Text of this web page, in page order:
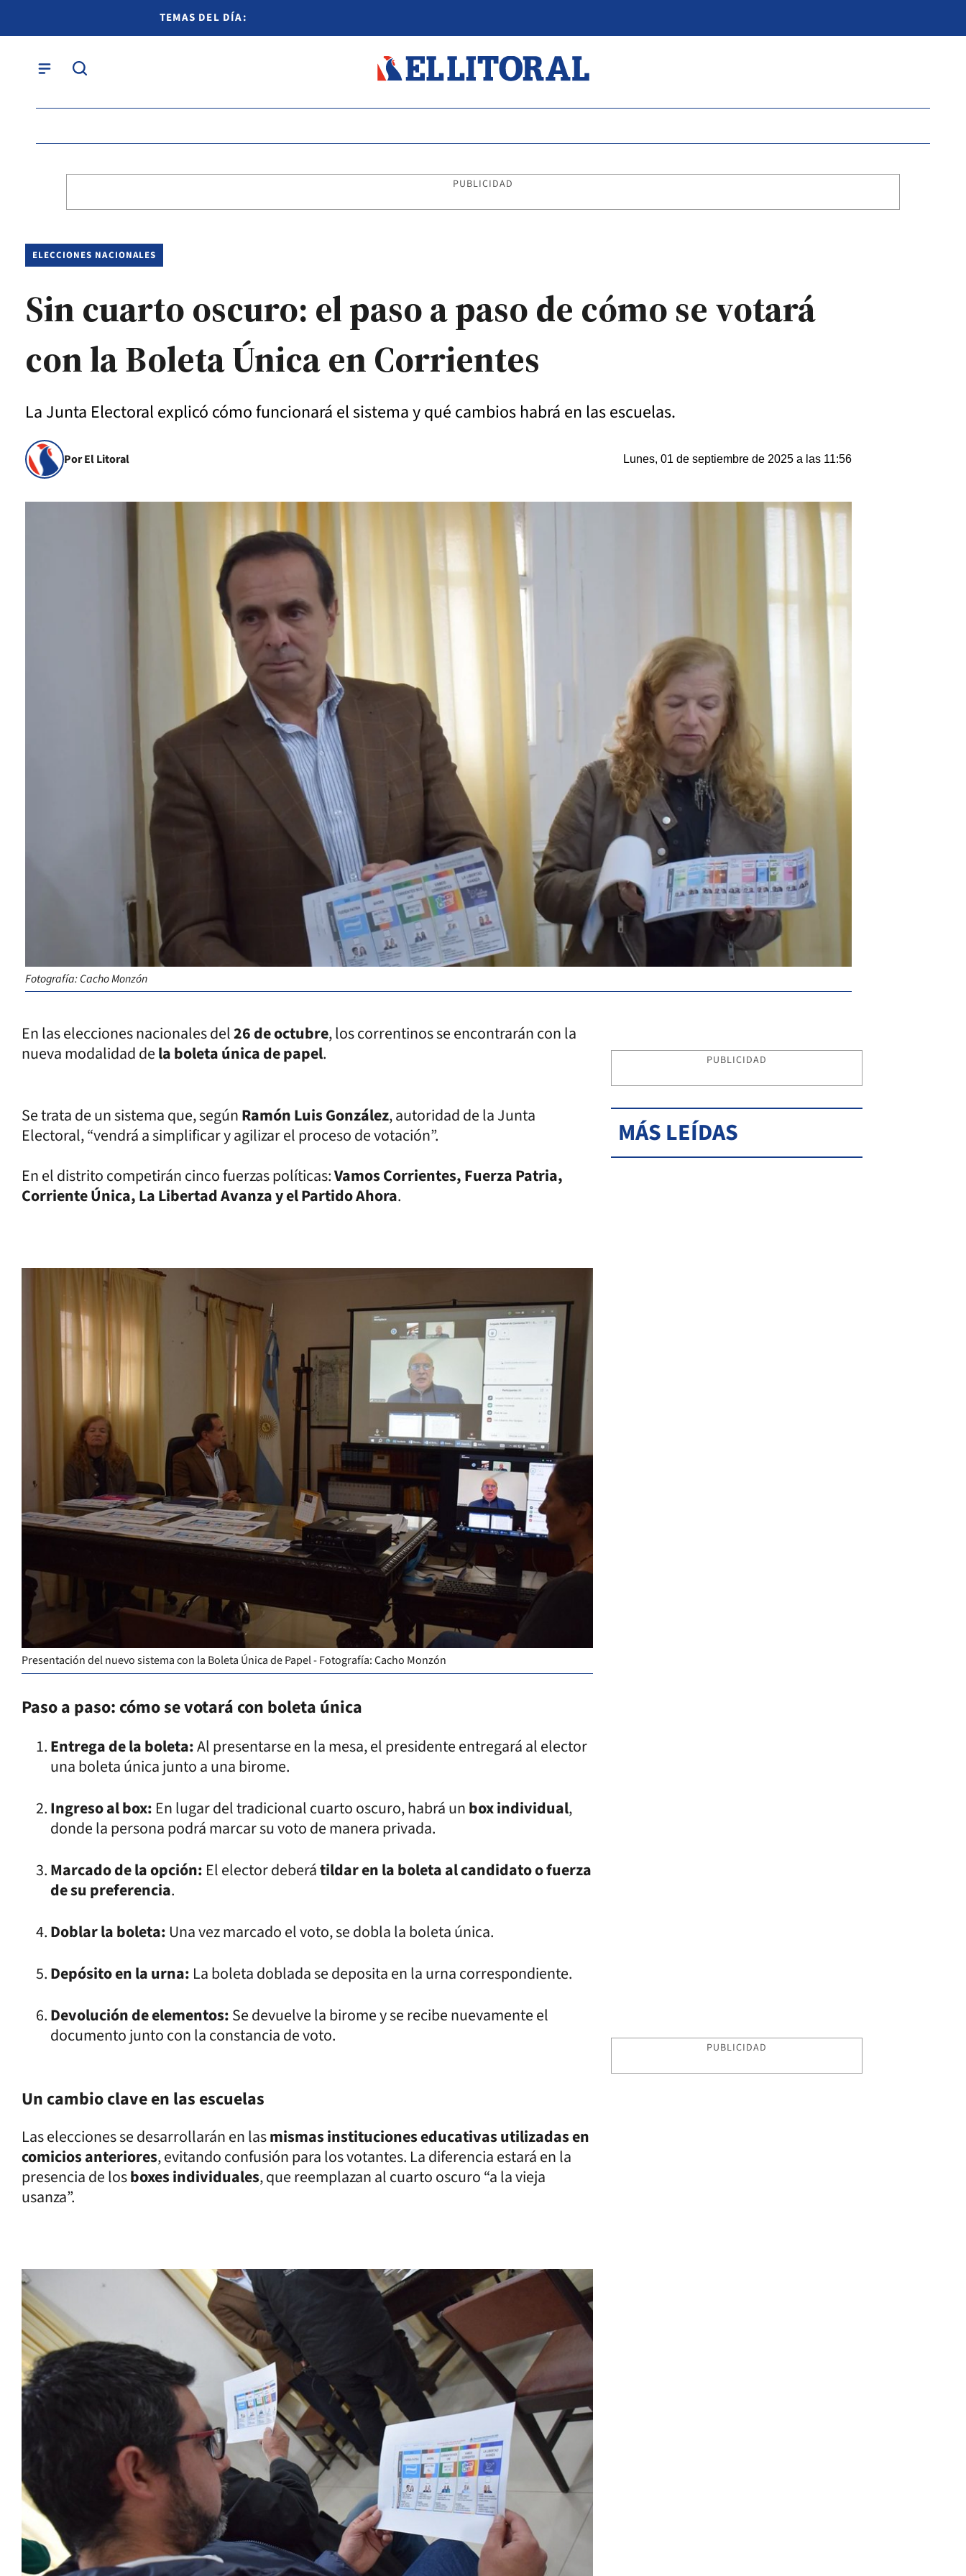
TEMAS DEL DÍA:
PUBLICIDAD
ELECCIONES NACIONALES
Sin cuarto oscuro: el paso a paso de cómo se votará
con la Boleta Única en Corrientes
La Junta Electoral explicó cómo funcionará el sistema y qué cambios habrá en las escuelas.
Por El Litoral Lunes, 01 de septiembre de 2025 a las 11:56
Fotografía: Cacho Monzón
En las elecciones nacionales del26 de octubre, los correntinos se encontrarán con la
nueva modalidad dela boleta única de papel.
Se trata de un sistema que, segúnRamón Luis González, autoridad de la Junta
Electoral, “vendrá a simplificar y agilizar el proceso de votación”.
En el distrito competirán cinco fuerzas políticas:Vamos Corrientes, Fuerza Patria,
Corriente Única, La Libertad Avanza y el Partido Ahora.
Presentación del nuevo sistema con la Boleta Única de Papel - Fotografía: Cacho Monzón
Paso a paso: cómo se votará con boleta única
Entrega de la boleta:Al presentarse en la mesa, el presidente entregará al elector
una boleta única junto a una birome.
Ingreso al box: En lugar del tradicional cuarto oscuro, habrá unbox individual,
donde la persona podrá marcar su voto de manera privada.
Marcado de la opción: El elector deberátildar en la boleta al candidato o fuerza
de su preferencia.
Doblar la boleta: Una vez marcado el voto, se dobla la boleta única.
Depósito en la urna: La boleta doblada se deposita en la urna correspondiente.
Devolución de elementos:Se devuelve la birome y se recibe nuevamente el
documento junto con la constancia de voto.
Un cambio clave en las escuelas
Las elecciones se desarrollarán en lasmismas instituciones educativas utilizadas en
comicios anteriores, evitando confusión para los votantes. La diferencia estará en la
presencia de losboxes individuales, que reemplazan al cuarto oscuro “a la vieja
usanza”.
PUBLICIDAD
MÁS LEÍDAS
PUBLICIDAD